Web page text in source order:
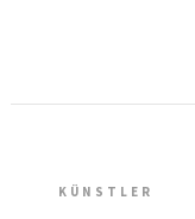
KÜNSTLER